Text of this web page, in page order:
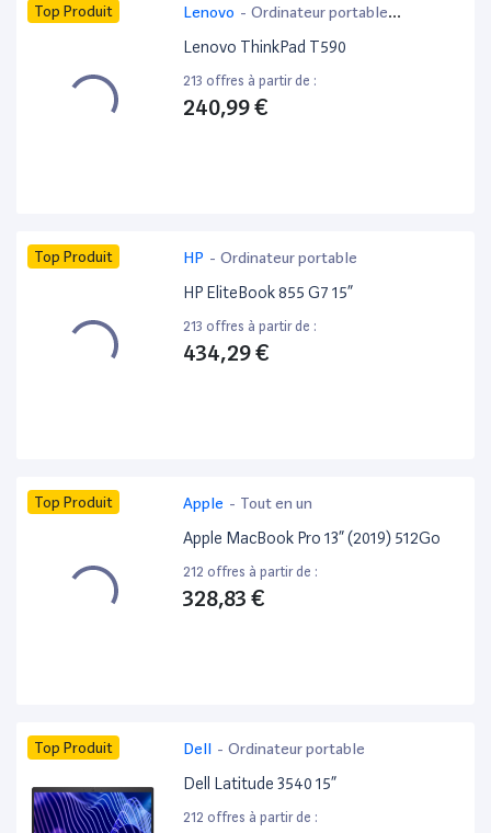
Top Produit Lenovo - Ordinateur portable
bureautique
Lenovo ThinkPad T590
213 offres à partir de :
240,99 €
Top Produit HP - Ordinateur portable
HP EliteBook 855 G7 15”
213 offres à partir de :
434,29 €
Top Produit Apple - Tout en un
Apple MacBook Pro 13” (2019) 512Go
212 offres à partir de :
328,83 €
Top Produit Dell - Ordinateur portable
Dell Latitude 3540 15”
212 offres à partir de :